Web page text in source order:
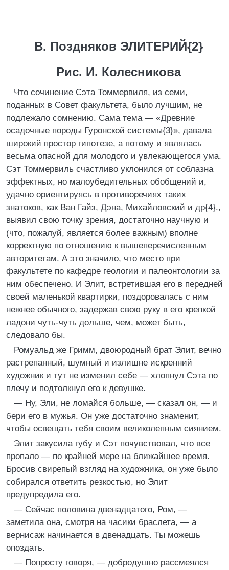
В. Поздняков ЭЛИТЕРИЙ{2}
Рис. И. Колесникова
Что сочинение Сэта Томмервиля, из семи,
поданных в Совет факультета, было лучшим, не
подлежало сомнению. Сама тема — «Древние
осадочные породы Гуронской системы{3}», давала
широкий простор гипотезе, а потому и являлась
весьма опасной для молодого и увлекающегося ума.
Сэт Томмервиль счастливо уклонился от соблазна
эффектных, но малоубедительных обобщений и,
удачно ориентируясь в противоречиях таких
знатоков, как Ван Гайз, Дэна, Михайловский и др{4}.,
выявил свою точку зрения, достаточно научную и
(что, пожалуй, является более важным) вполне
корректную по отношению к вышеперечисленным
авторитетам. А это значило, что место при
факультете по кафедре геологии и палеонтологии за
ним обеспечено. И Элит, встретившая его в передней
своей маленькой квартирки, поздоровалась с ним
нежнее обычного, задержав свою руку в его крепкой
ладони чуть-чуть дольше, чем, может быть,
следовало бы.
Ромуальд же Гримм, двоюродный брат Элит, вечно
растрепанный, шумный и излишне искренний
художник и тут не изменил себе — хлопнул Сэта по
плечу и подтолкнул его к девушке.
— Ну, Эли, не ломайся больше, — сказал он, — и
бери его в мужья. Он уже достаточно знаменит,
чтобы освещать тебя своим великолепным сиянием.
Элит закусила губу и Сэт почувствовал, что все
пропало — по крайней мере на ближайшее время.
Бросив свирепый взгляд на художника, он уже было
собирался ответить резкостью, но Элит
предупредила его.
— Сейчас половина двенадцатого, Ром, —
заметила она, смотря на часики браслета, — а
вернисаж начинается в двенадцать. Ты можешь
опоздать.
— Попросту говоря, — добродушно рассмеялся